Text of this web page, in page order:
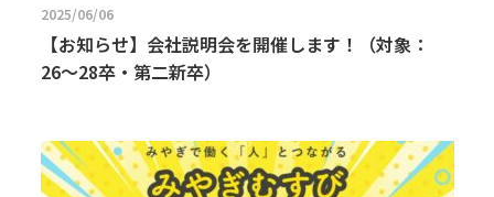
2025/06/06
【お知らせ】会社説明会を開催します！（対象：
26〜28卒・第二新卒）